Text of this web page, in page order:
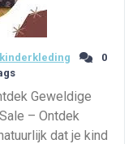
0
Geweldige
– Ontdek
dat je kind